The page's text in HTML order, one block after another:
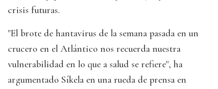
crisis futuras.
"El brote de hantavirus de la semana pasada en un
crucero en el Atlántico nos recuerda nuestra
vulnerabilidad en lo que a salud se refiere", ha
argumentado Síkela en una rueda de prensa en